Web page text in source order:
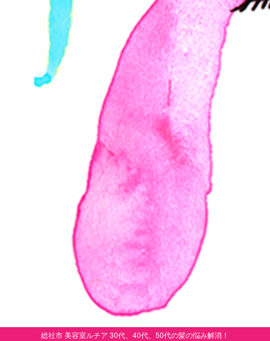
総社市 美容室ルチア 30代、40代、50代の髪の悩み解消！